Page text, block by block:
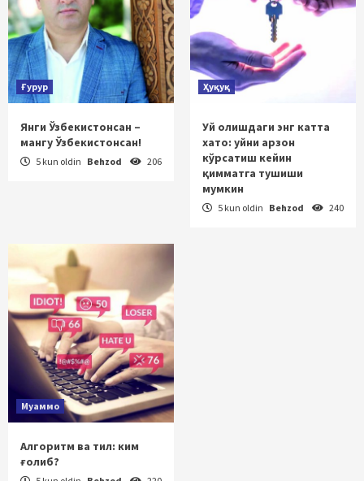
Ғурур
Янги Ўзбекистонсан –
мангу Ўзбекистонсан!
5 kun oldin Behzod 206
Ҳуқуқ
Уй олишдаги энг катта
хато: уйни арзон
кўрсатиш кейин
қимматга тушиши
мумкин
5 kun oldin Behzod 240
Муаммо
Алгоритм ва тил: ким
ғолиб?